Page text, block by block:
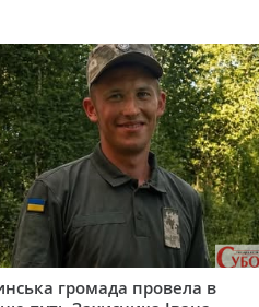
громада провела в